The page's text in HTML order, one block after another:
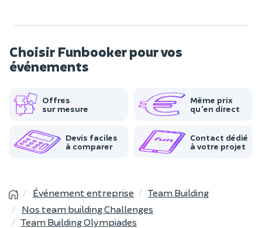
Choisir Funbooker pour vos
événements
Offres
sur mesure
Même prix
qu'en direct
Devis faciles
à comparer
Contact dédié
à votre projet
Événement entreprise
Team Building
Nos team building Challenges
Team Building Olympiades